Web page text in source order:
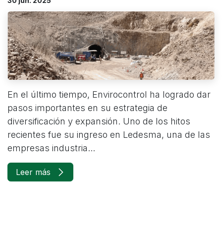
En el último tiempo, Envirocontrol ha logrado dar
pasos importantes en su estrategia de
diversificación y expansión. Uno de los hitos
recientes fue su ingreso en Ledesma, una de las
empresas industria...
Leer más